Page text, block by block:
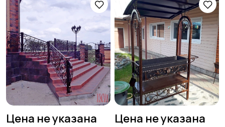
Цена не указана Цена не указана